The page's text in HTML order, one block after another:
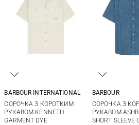
BARBOUR INTERNATIONAL
СОРОЧКА З КОРОТКИМ
РУКАВОМ KENNETH
GARMENT DYE
BARBOUR
СОРОЧКА З
РУКАВОМ
SHORT SLEEVE